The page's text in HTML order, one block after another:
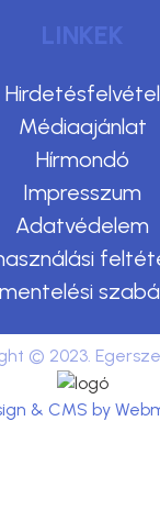
LINKEK
Hirdetésfelvétel
Médiaajánlat
Hírmondó
Impresszum
Adatvédelem
© 2023.
& CMS by